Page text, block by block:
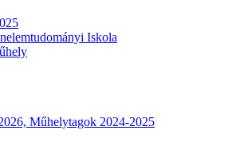
Iskola
Műhelytagok 2024-2025